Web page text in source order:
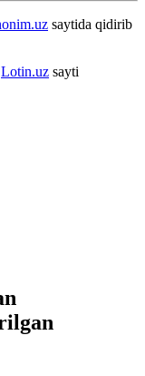
saytida qidirib
Lotin.uz sayti